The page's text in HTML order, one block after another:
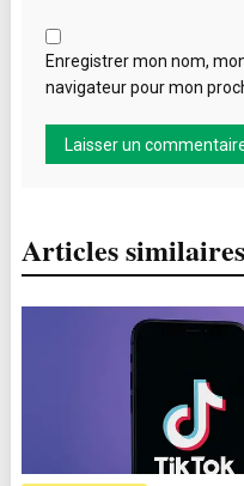
Enregistrer mon nom,
navigateur pour mon
Articles similaires